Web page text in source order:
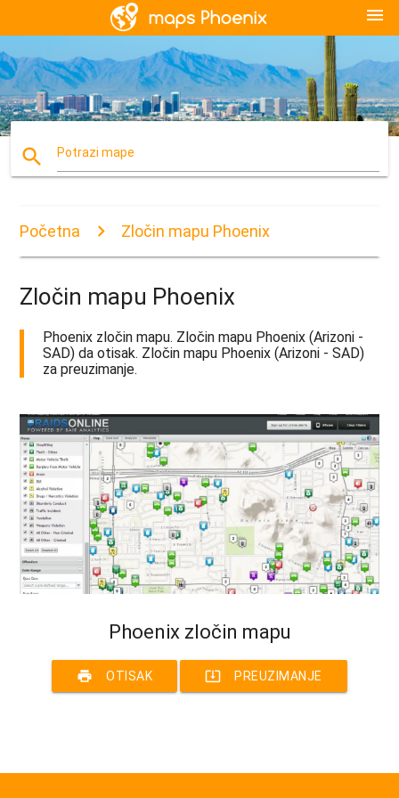
menu
search Potrazi mape
Početna Zločin mapu Phoenix
Zločin mapu Phoenix
Phoenix zločin mapu. Zločin mapu Phoenix (Arizoni -
SAD) da otisak. Zločin mapu Phoenix (Arizoni - SAD)
za preuzimanje.
Phoenix zločin mapu
print OTISAK system_update_alt PREUZIMANJE